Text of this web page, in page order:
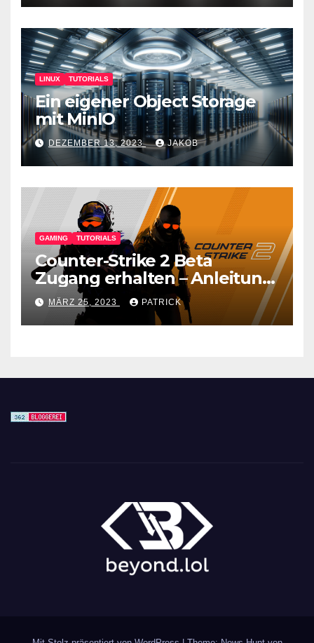
LINUX TUTORIALS
Ein eigener Object Storage
mit MinIO
DEZEMBER 13, 2023 JAKOB
GAMING TUTORIALS
Counter-Strike 2 Beta
Zugang erhalten – Anleitung
für den CS GO Nachfolger
MÄRZ 25, 2023 PATRICK